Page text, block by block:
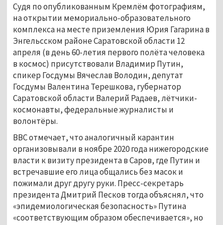
Судя по опубликованным Кремлём фотографиям,
на открытии мемориально-образовательного
комплекса на месте приземления Юрия Гагарина в
Энгельсском районе Саратовской области 12
апреля (в день 60-летия первого полёта человека
в космос) присутствовали Владимир Путин,
спикер Госдумы Вячеслав Володин, депутат
Госдумы Валентина Терешкова, губернатор
Саратовской области Валерий Радаев, лётчики-
космонавты, федеральные журналисты и
волонтёры.
BBC отмечает, что аналогичный карантин
организовывали в ноябре 2020 года нижегородские
власти к визиту президента в Саров, где Путин и
встречавшие его лица общались без масок и
пожимали друг другу руки. Пресс-секретарь
президента Дмитрий Песков тогда объяснял, что
«эпидемиологическая безопасность» Путина
«соответствующим образом обеспечивается», но